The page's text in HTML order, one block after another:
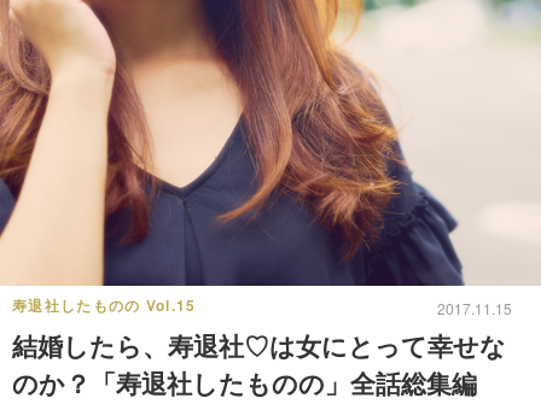
寿退社したものの Vol.15 2017.11.15
結婚したら、寿退社♡は女にとって幸せな
のか？「寿退社したものの」全話総集編